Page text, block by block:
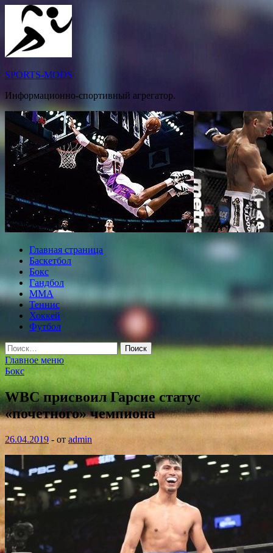
Перейти
содержимому
SPORTS-MODS
Информационно-спортивный агрегатор.
Главная страница
Баскетбол
Бокс
Гандбол
MMA
Теннис
Хоккей
Футбол
Найти:
Главное меню
Бокс
WBC присвоил Гарсие статус
«почетного» чемпиона
26.04.2019 - от admin